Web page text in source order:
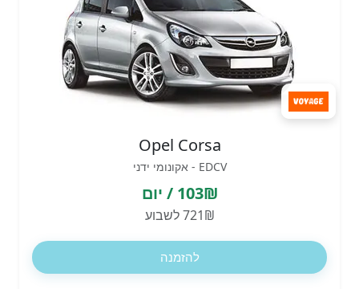
Opel Corsa
EDCV - אקונומי ידני
103₪ / יום
721₪ לשבוע
להזמנה